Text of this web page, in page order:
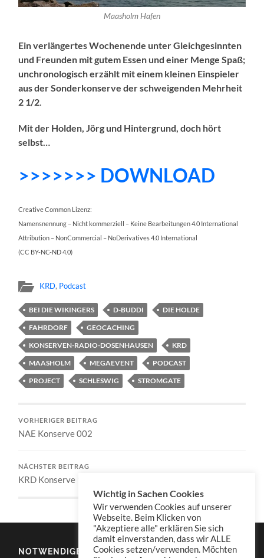
Maasholm Hafen
Ein verlängertes Wochenende unter Gleichgesinnten
und Freunden mit gutem Essen und einer Menge Spaß;
unchronologisch erzählt mit einem kleinen Einspieler
aus der Sonderkonserve der schweigenden Mehrheit
2 1/2.
Mit der Holden, Jörg und Hintergrund, doch hört
selbst…
>>>>>>> DOWNLOAD
Creative Common Lizenz:
Namensnennung – Nicht kommerziell – Keine Bearbeitungen 4.0 International
Attribution – NonCommercial – NoDerivatives 4.0 International
(CC BY-NC-ND 4.0)
KRD, Podcast
BEI DIE WIKINGERS D-BUDDI
DIE HOLDE
FAHRDORF
GEOCACHING
KONSERVEN-RADIO-DOSENHAUSEN
KRD
MAASHOLM
MEGAEVENT
PODCAST
PROJECT
SCHLESWIG STROMGATE
VORHERIGER BEITRAG
NAE Konserve 002
NÄCHSTER BEITRAG
KRD Konserve 147
NOTWENDIGES
Wichtig in Sachen Cookies
Wir verwenden Cookies auf unserer
Webseite. Beim Klicken von
"Akzeptiere alle" erklären Sie sich
damit einverstanden, dass wir ALLE
Cookies setzen/verwenden. Möchten